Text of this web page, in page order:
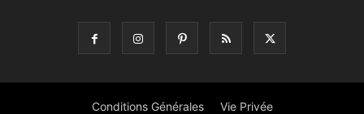
Conditions Générales Vie Privée